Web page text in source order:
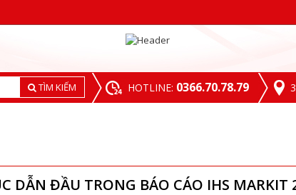
TÌM KIẾM HOTLINE: 0366.70.78.79
DẪN ĐẦU TRONG BÁO CÁO IHS MARKIT